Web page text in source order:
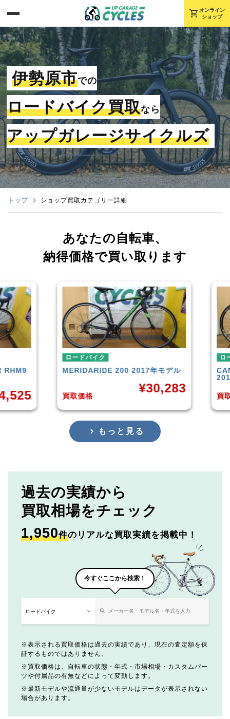
shopping_cart オンライン
ショップ
伊勢原市での
ロードバイク買取なら
アップガレージサイクルズ
トップ ショップ買取カテゴリー詳細
あなたの自転車、
納得価格で買い取ります
ロードバイク
MERIDARIDE 200 2017年モデル
買取価格
30,283
ロー
買取
もっと見る
過去の実績から
買取相場をチェック
1,950件のリアルな買取実績を掲載中！
今すぐここから検索！
表示される買取価格は過去の実績であり、現在の査定額を保
証するものではありません。
買取価格は、自転車の状態・年式・市場相場・カスタムパー
ツや付属品の有無などによって変動します。
最新モデルや流通量が少ないモデルはデータが表示されない
場合があります。